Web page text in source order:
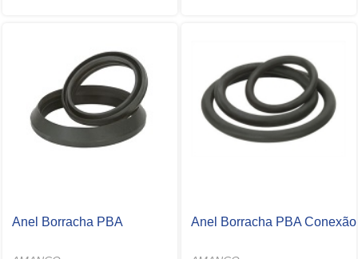
Anel Borracha PBA Anel Borracha PBA Conexão